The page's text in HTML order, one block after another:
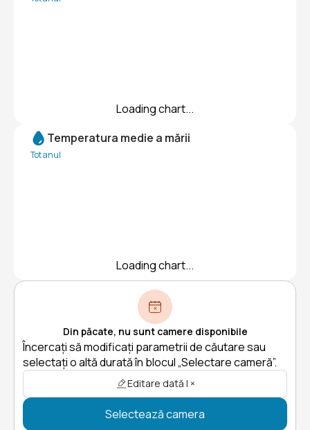
Loading chart...
Temperatura medie a mării
Tot anul
Loading chart...
Din păcate, nu sunt camere disponibile
Încercați să modificați parametrii de căutare sau
selectați o altă durată în blocul „Selectare cameră”.
Editare dată | ×
Selectează camera